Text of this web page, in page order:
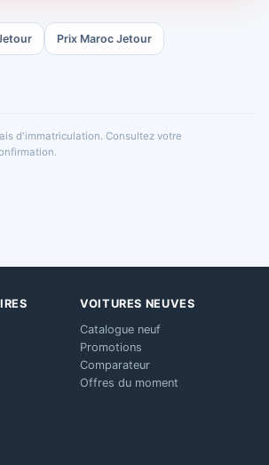
Prix Maroc Jetour
d'immatriculation. Consultez votre
VOITURES NEUVES
Catalogue neuf
Promotions
Comparateur
Offres du moment